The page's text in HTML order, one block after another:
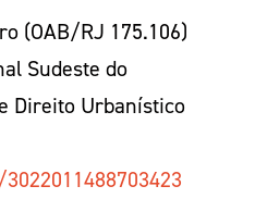
(OAB/RJ 175.106)
Sudeste do
Direito Urbanístico